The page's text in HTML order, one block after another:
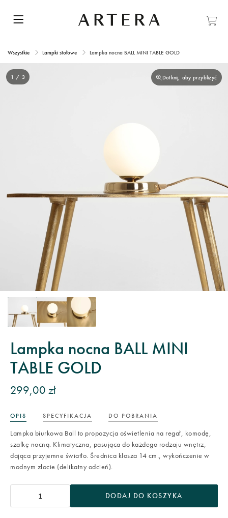
Wszystkie Lampki stołowe Lampka nocna BALL MINI TABLE GOLD
Dotknij, aby przybliżyć
1 / 3
Lampka nocna BALL MINI
TABLE GOLD
299,00 zł
OPIS SPECYFIKACJA DO POBRANIA
Lampka biurkowa Ball to propozycja oświetlenia na regał, komodę,
szafkę nocną. Klimatyczna, pasująca do każdego rodzaju wnętrz,
dająca przyjemne światło. Średnica klosza 14 cm., wykończenie w
modnym złocie (delikatny odcień).
DODAJ DO KOSZYKA